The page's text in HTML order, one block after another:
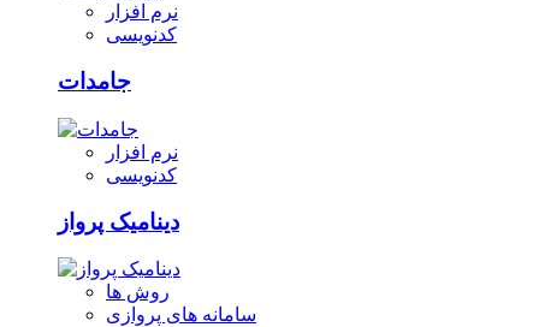
نرم افزار
کدنویسی
جامدات
نرم افزار
کدنویسی
دینامیک پرواز
روش ها
سامانه های پروازی